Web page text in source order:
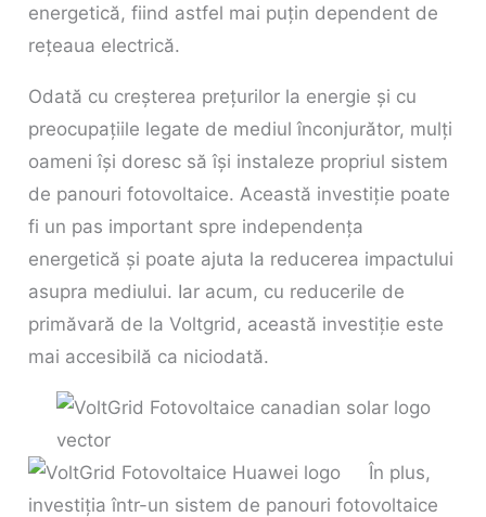
energetică, fiind astfel mai puțin dependent de
rețeaua electrică.
Odată cu creșterea prețurilor la energie și cu
preocupațiile legate de mediul înconjurător, mulți
oameni își doresc să își instaleze propriul sistem
de panouri fotovoltaice. Această investiție poate
fi un pas important spre independența
energetică și poate ajuta la reducerea impactului
asupra mediului. Iar acum, cu reducerile de
primăvară de la Voltgrid, această investiție este
mai accesibilă ca niciodată.
În plus,
investiția într-un sistem de panouri fotovoltaice